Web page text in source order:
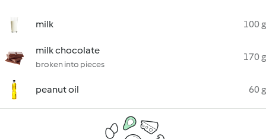
milk 100 g
milk chocolate
broken into pieces
170 g
peanut oil 60 g